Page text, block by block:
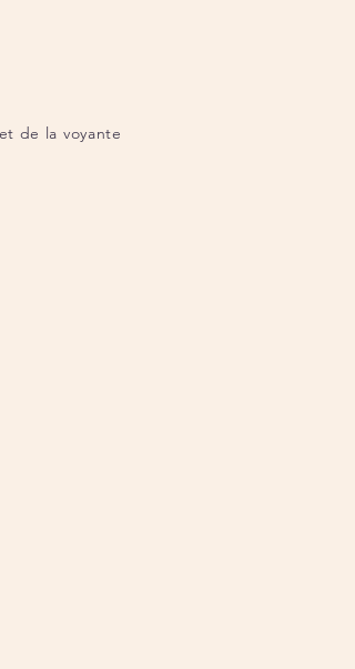
de la voyante